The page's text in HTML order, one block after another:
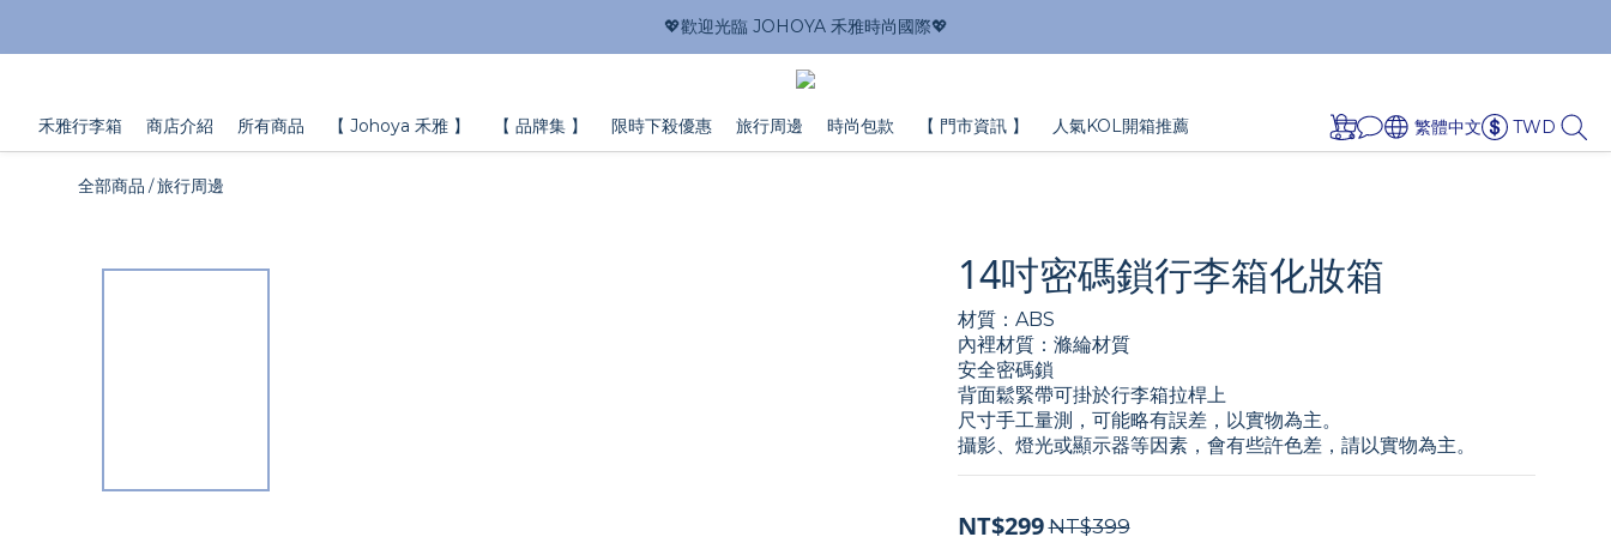
💖歡迎光臨 JOHOYA 禾雅時尚國際💖
禾雅行李箱 商店介紹 所有商品 【 Johoya 禾雅 】 【 品牌集 】 限時下殺優惠 旅行周邊 時尚包款 【 門市資訊 】 人氣KOL開箱推薦 繁體中文 TWD
全部商品 /旅行周邊
14吋密碼鎖行李箱化妝箱
材質：ABS
內裡材質：滌綸材質
安全密碼鎖
背面鬆緊帶可掛於行李箱拉桿上
尺寸手工量測，可能略有誤差，以實物為主。
攝影、燈光或顯示器等因素，會有些許色差，請以實物為主。
NT$299 NT$399